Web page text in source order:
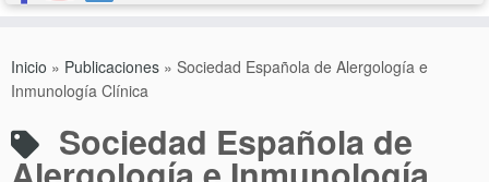
CONÓCENOS
PUBLICACIONES
Inicio » Publicaciones » Sociedad Española de Alergología e
Inmunología Clínica
Sociedad Española de